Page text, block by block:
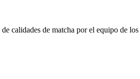
calidades de matcha por el equipo de los